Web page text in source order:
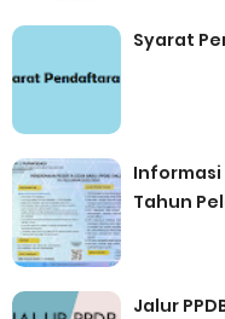
Syarat
Informasi
Tahun
Jalur